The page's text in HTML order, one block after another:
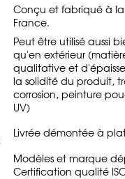
Conçu et fabriqué à
France.
Peut être utilisé aussi
qu'en extérieur
qualitative et
la solidité du produit,
corrosion, peinture
UV)
Livrée démontée à
Modèles et marque
Certification qualité